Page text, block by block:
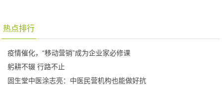
热点排行
疫情催化，“移动营销”成为企业家必修课
躬耕不辍 行路不止
固生堂中医涂志亮：中医民营机构也能做好抗